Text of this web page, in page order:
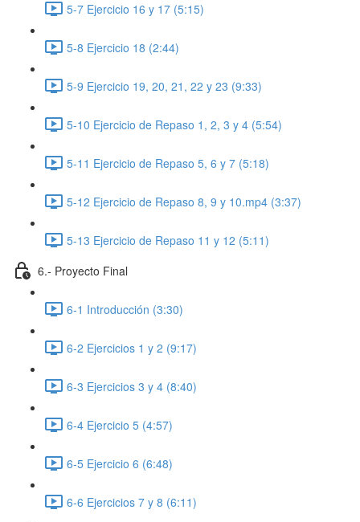
5-7 Ejercicio 16 y 17 (5:15)
5-8 Ejercicio 18 (2:44)
5-9 Ejercicio 19, 20, 21, 22 y 23 (9:33)
5-10 Ejercicio de Repaso 1, 2, 3 y 4 (5:54)
5-11 Ejercicio de Repaso 5, 6 y 7 (5:18)
5-12 Ejercicio de Repaso 8, 9 y 10.mp4 (3:37)
5-13 Ejercicio de Repaso 11 y 12 (5:11)
6.- Proyecto Final
6-1 Introducción (3:30)
6-2 Ejercicios 1 y 2 (9:17)
6-3 Ejercicios 3 y 4 (8:40)
6-4 Ejercicio 5 (4:57)
6-5 Ejercicio 6 (6:48)
6-6 Ejercicios 7 y 8 (6:11)